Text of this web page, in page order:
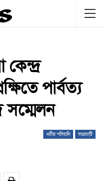
পার্বত্য
সম্মেলন
ধর্মীয় পরিহানি রাঙামাটি